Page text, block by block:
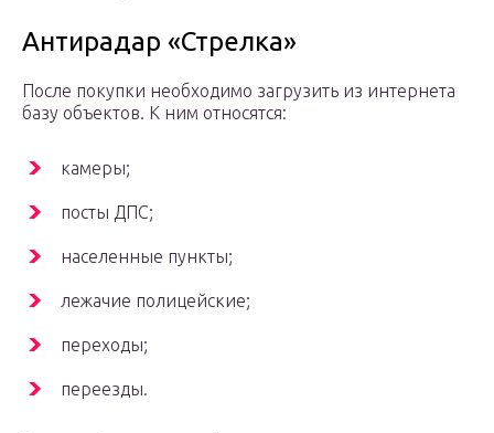
Антирадар «Стрелка»
После покупки необходимо загрузить из интернета
базу объектов. К ним относятся:
камеры;
посты ДПС;
населенные пункты;
лежачие полицейские;
переходы;
переезды.